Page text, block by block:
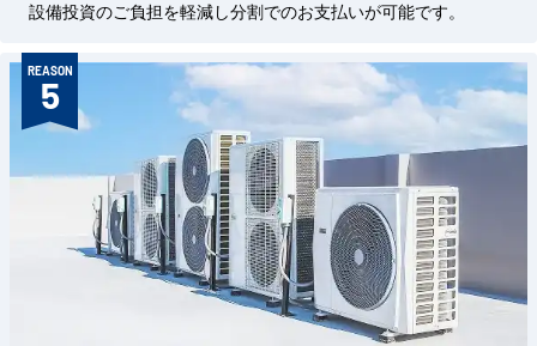
設備投資のご負担を軽減し分割でのお支払いが可能です。
REASON
5